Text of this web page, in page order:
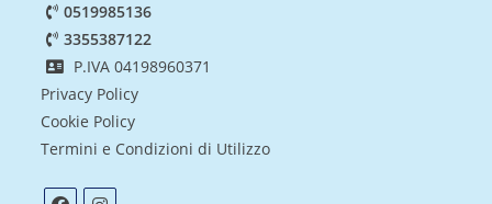
0519985136
3355387122
P.IVA 04198960371
Privacy Policy
Cookie Policy
Termini e Condizioni di Utilizzo